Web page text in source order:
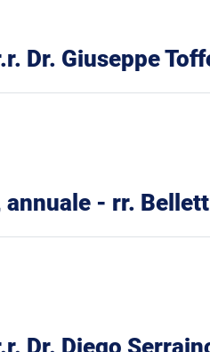
Dr. Giuseppe
annuale - rr.